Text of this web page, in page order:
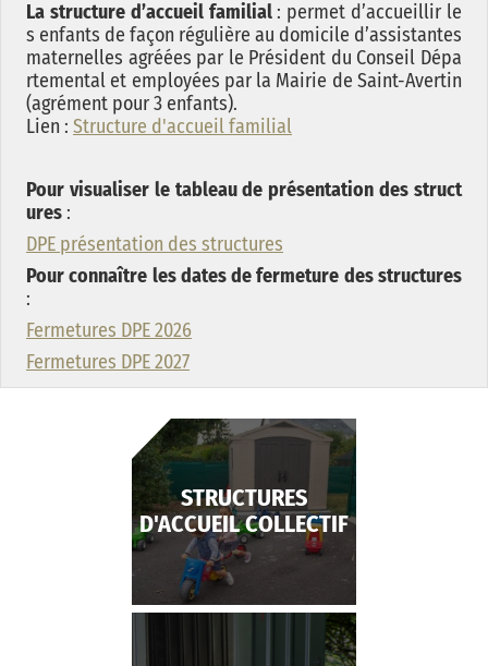
La structure d’accueil familial: permet d’accueillir le
s enfants de façon régulière au domicile d’assistantes
maternelles agréées par le Président du Conseil Dépa
rtemental et employées par la Mairie de Saint-Avertin
(agrément pour 3 enfants).
Lien : Structure d'accueil familial
Pour visualiser le tableau de présentation des struct
ures :
DPE présentation des structures
Pour connaître les dates de fermeture des structures
:
Fermetures DPE 2026
Fermetures DPE 2027
STRUCTURES
D'ACCUEIL COLLECTIF